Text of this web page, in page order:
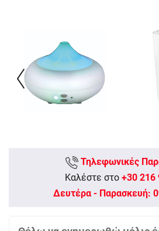
Τηλεφωνικές
Καλέστε στο +30 216
Δευτέρα - Παρασκευή: